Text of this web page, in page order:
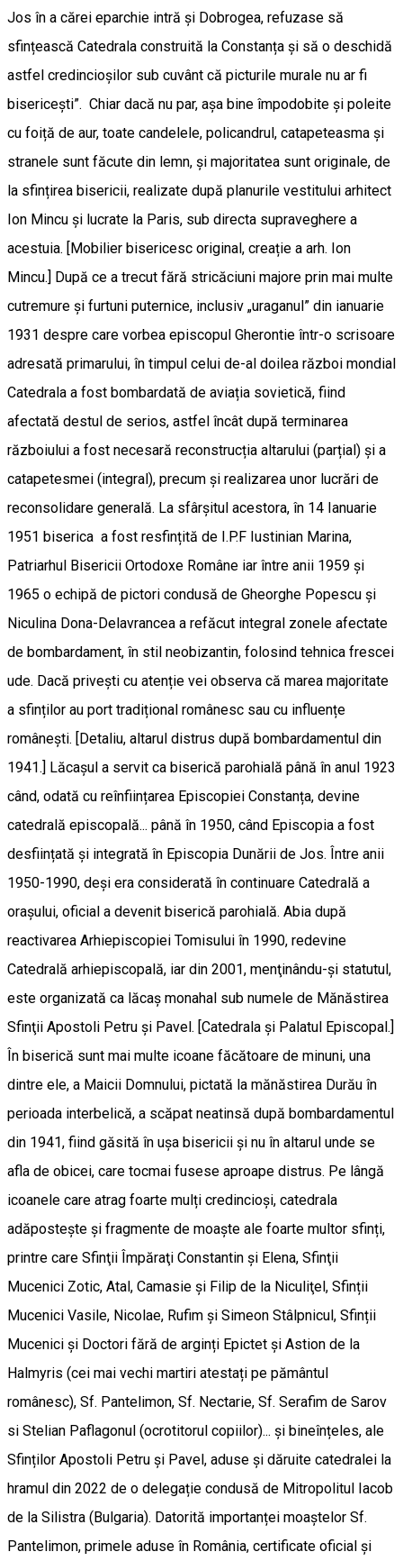
Jos în a cărei eparchie intră și Dobrogea, refuzase să
sfințească Catedrala construită la Constanța și să o deschidă
astfel credincioșilor sub cuvânt că picturile murale nu ar fi
bisericești”. Chiar dacă nu par, așa bine împodobite și poleite
cu foiță de aur, toate candelele, policandrul, catapeteasma și
stranele sunt făcute din lemn, și majoritatea sunt originale, de
la sfințirea bisericii, realizate după planurile vestitului arhitect
Ion Mincu și lucrate la Paris, sub directa supraveghere a
acestuia. [Mobilier bisericesc original, creație a arh. Ion
Mincu.] După ce a trecut fără stricăciuni majore prin mai multe
cutremure și furtuni puternice, inclusiv „uraganul” din ianuarie
1931 despre care vorbea episcopul Gherontie într-o scrisoare
adresată primarului, în timpul celui de-al doilea război mondial
Catedrala a fost bombardată de aviația sovietică, fiind
afectată destul de serios, astfel încât după terminarea
războiului a fost necesară reconstrucția altarului (parțial) și a
catapetesmei (integral), precum și realizarea unor lucrări de
reconsolidare generală. La sfârșitul acestora, în 14 Ianuarie
1951 biserica a fost resfințită de I.P.F Iustinian Marina,
Patriarhul Bisericii Ortodoxe Române iar între anii 1959 și
1965 o echipă de pictori condusă de Gheorghe Popescu și
Niculina Dona-Delavrancea a refăcut integral zonele afectate
de bombardament, în stil neobizantin, folosind tehnica frescei
ude. Dacă privești cu atenție vei observa că marea majoritate
a sfinților au port tradițional românesc sau cu influențe
românești. [Detaliu, altarul distrus după bombardamentul din
1941.] Lăcaşul a servit ca biserică parohială până în anul 1923
când, odată cu reînființarea Episcopiei Constanța, devine
catedrală episcopală... până în 1950, când Episcopia a fost
desființată și integrată în Episcopia Dunării de Jos. Între anii
1950-1990, deşi era considerată în continuare Catedrală a
oraşului, oficial a devenit biserică parohială. Abia după
reactivarea Arhiepiscopiei Tomisului în 1990, redevine
Catedrală arhiepiscopală, iar din 2001, menţinându-şi statutul,
este organizată ca lăcaş monahal sub numele de Mănăstirea
Sfinţii Apostoli Petru şi Pavel. [Catedrala și Palatul Episcopal.]
În biserică sunt mai multe icoane făcătoare de minuni, una
dintre ele, a Maicii Domnului, pictată la mănăstirea Durău în
perioada interbelică, a scăpat neatinsă după bombardamentul
din 1941, fiind găsită în ușa bisericii și nu în altarul unde se
afla de obicei, care tocmai fusese aproape distrus. Pe lângă
icoanele care atrag foarte mulți credincioși, catedrala
adăpostește și fragmente de moaște ale foarte multor sfinți,
printre care Sfinţii Împăraţi Constantin şi Elena, Sfinţii
Mucenici Zotic, Atal, Camasie şi Filip de la Niculiţel, Sfinții
Mucenici Vasile, Nicolae, Rufim și Simeon Stâlpnicul, Sfinții
Mucenici și Doctori fără de arginți Epictet și Astion de la
Halmyris (cei mai vechi martiri atestați pe pământul
românesc), Sf. Pantelimon, Sf. Nectarie, Sf. Serafim de Sarov
si Stelian Paflagonul (ocrotitorul copiilor)... și bineînțeles, ale
Sfinților Apostoli Petru și Pavel, aduse și dăruite catedralei la
hramul din 2022 de o delegație condusă de Mitropolitul Iacob
de la Silistra (Bulgaria). Datorită importanței moaștelor Sf.
Pantelimon, primele aduse în România, certificate oficial și